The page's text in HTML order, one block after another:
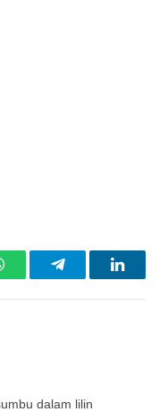
Telegram
dalam lilin